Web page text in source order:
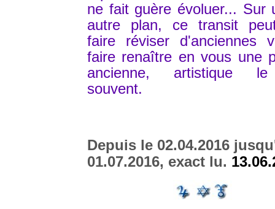
ne fait guère évoluer... Sur
autre plan, ce transit
faire réviser d'anciennes
faire renaître en vous une
ancienne, artistique
souvent.
Depuis le 02.04.2016
01.07.2016, exact lu.